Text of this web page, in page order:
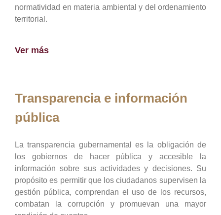
normatividad en materia ambiental y del ordenamiento
territorial.
Ver más
Transparencia e información
pública
La transparencia gubernamental es la obligación de
los gobiernos de hacer pública y accesible la
información sobre sus actividades y decisiones. Su
propósito es permitir que los ciudadanos supervisen la
gestión pública, comprendan el uso de los recursos,
combatan la corrupción y promuevan una mayor